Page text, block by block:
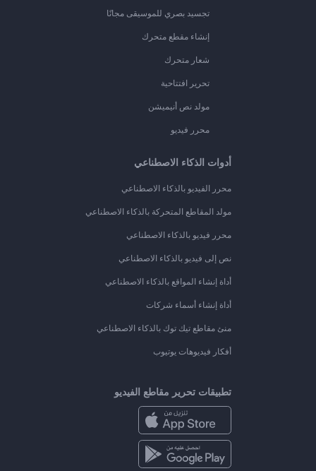
تجسيد بصري للموسيقى مجانًا
إنشاء مقطع متحرك
شعار متحرك
تحرير افتتاحية
مولد نص أنيميشن
محرر فيديو
أدوات الذكاء الاصطناعي
محرر الفيديو بالذكاء الاصطناعي
مولد المقاطع المتحركة بالذكاء الاصطناعي
محرر فيديو بالذكاء الاصطناعي
نص إلى فيديو بالذكاء الاصطناعي
أداة إنشاء المواقع بالذكاء الاصطناعي
أداة إنشاء أسماء شركات
منئ مقاطع تيك توك بالذكاء الاصطناعي
أفكار فيديوهات يوتيوب
تطبيقات تحرير مقاطع الفيديو